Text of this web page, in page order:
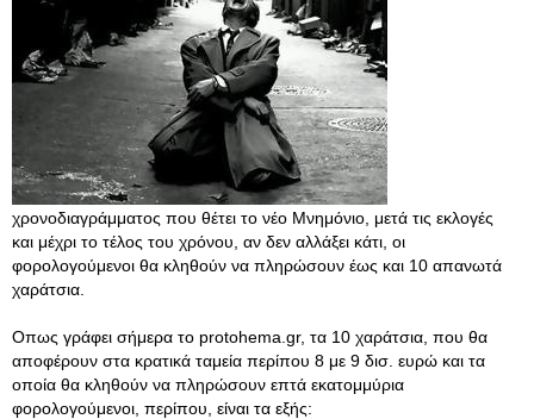
χρονοδιαγράμματος που θέτει το νέο Μνημόνιο, μετά τις εκλογές
και μέχρι το τέλος του χρόνου, αν δεν αλλάξει κάτι, οι
φορολογούμενοι θα κληθούν να πληρώσουν έως και 10 απανωτά
χαράτσια.
Οπως γράφει σήμερα το protohema.gr, τα 10 χαράτσια, που θα
αποφέρουν στα κρατικά ταμεία περίπου 8 με 9 δισ. ευρώ και τα
οποία θα κληθούν να πληρώσουν επτά εκατομμύρια
φορολογούμενοι, περίπου, είναι τα εξής: